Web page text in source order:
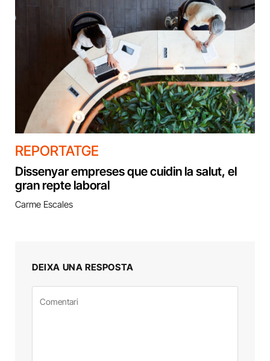
REPORTATGE
Dissenyar empreses que cuidin la salut, el
gran repte laboral
Carme Escales
DEIXA UNA RESPOSTA